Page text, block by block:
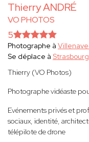
Thierry ANDRÉ
VO PHOTOS
5
Photographe à
Se déplace à
Thierry (VO Photos)
Photographe vidéaste
Evénements privés et
sociaux, identité,
télépilote de drone